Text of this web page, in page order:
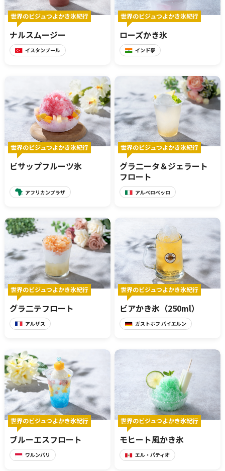
世界のビジュつよかき氷紀行
ナルスムージー
イスタンブール
世界のビジュつよかき氷紀行
ローズかき氷
インド亭
世界のビジュつよかき氷紀行
ビサップフルーツ氷
アフリカンプラザ
世界のビジュつよかき氷紀行
グラ二ータ＆ジェラート
フロート
アルベロベッロ
世界のビジュつよかき氷紀行
グラ二テフロート
アルザス
世界のビジュつよかき氷紀行
ビアかき氷（250ml）
ガストホフ バイエルン
世界のビジュつよかき氷紀行
ブルーエスフロート
ワルンバリ
世界のビジュつよかき氷紀行
モヒート風かき氷
エル・パティオ